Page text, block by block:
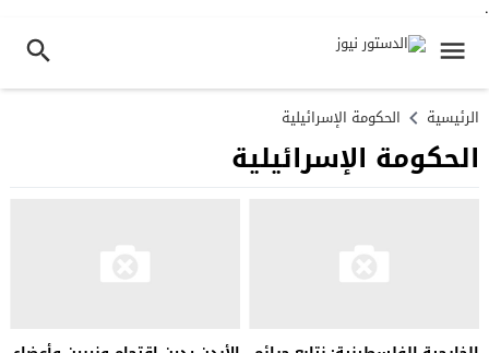
.
الرئيسية الحكومة الإسرائيلية
الحكومة الإسرائيلية